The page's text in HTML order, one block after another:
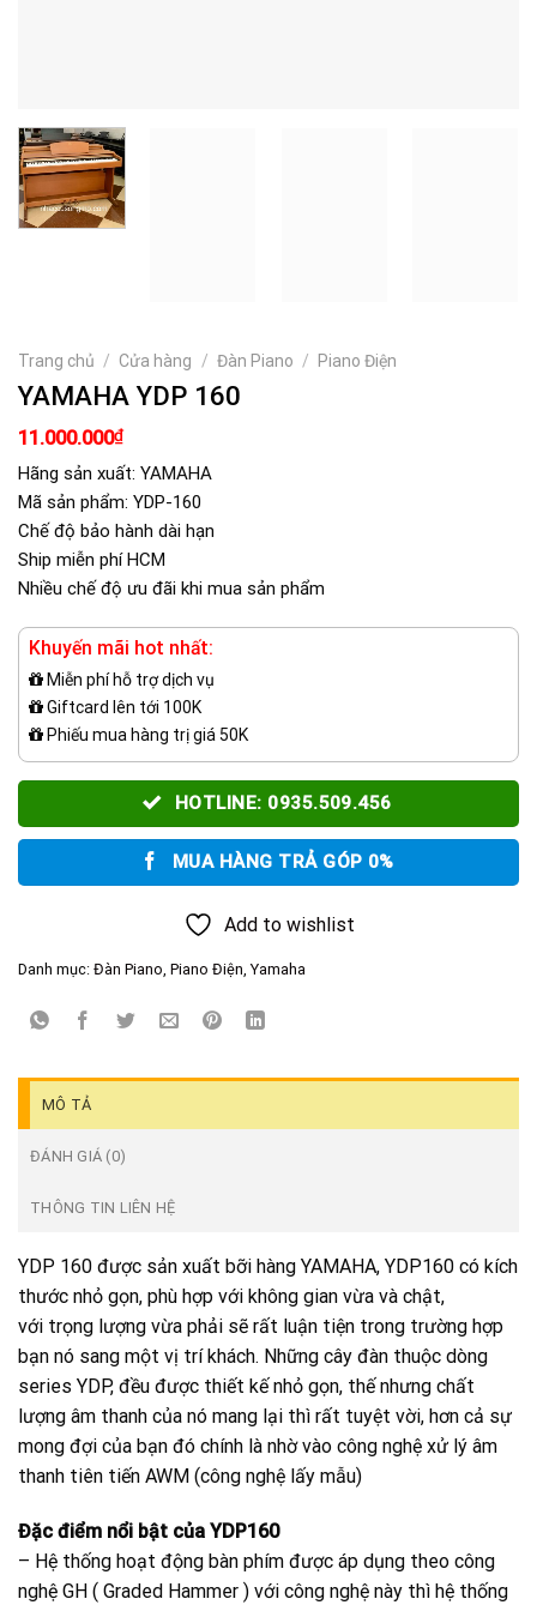
Trang chủ / Cửa hàng / Đàn Piano / Piano Điện
YAMAHA YDP 160
Giá
là:
12.000.000₫.
11.000.000₫Giá
tại
là:
11.000.000₫.
Hãng sản xuất: YAMAHA
Mã sản phẩm: YDP-160
Chế độ bảo hành dài hạn
Ship miễn phí HCM
Nhiều chế độ ưu đãi khi mua sản phẩm
Khuyến mãi hot nhất:
Miễn phí hỗ trợ dịch vụ
Giftcard lên tới 100K
Phiếu mua hàng trị giá 50K
HOTLINE: 0935.509.456
MUA HÀNG TRẢ GÓP 0%
Add to wishlist
Danh mục: Đàn Piano Piano Điện Yamaha
MÔ TẢ
ĐÁNH GIÁ (0)
THÔNG TIN LIÊN HỆ
YDP 160 được sản xuất bỡi hàng YAMAHA, YDP160 có kích
thước nhỏ gọn, phù hợp với không gian vừa và chật,
với trọng lượng vừa phải sẽ rất luận tiện trong trường hợp
bạn nó sang một vị trí khách. Những cây đàn thuộc dòng
series YDP, đều được thiết kế nhỏ gọn, thế nhưng chất
lượng âm thanh của nó mang lại thì rất tuyệt vời, hơn cả sự
mong đợi của bạn đó chính là nhờ vào công nghệ xử lý âm
thanh tiên tiến AWM (công nghệ lấy mẫu)
Đặc điểm nổi bật của YDP160
– Hệ thống hoạt động bàn phím được áp dụng theo công
nghệ GH ( Graded Hammer ) với công nghệ này thì hệ thống